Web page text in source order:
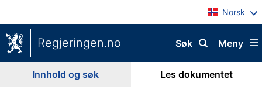
Norsk
Regjeringen.no Meny
Søk
Innhold og søk Les dokumentet